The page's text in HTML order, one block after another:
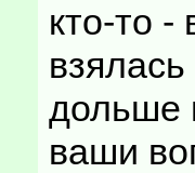
кто-то
дольше
ваши